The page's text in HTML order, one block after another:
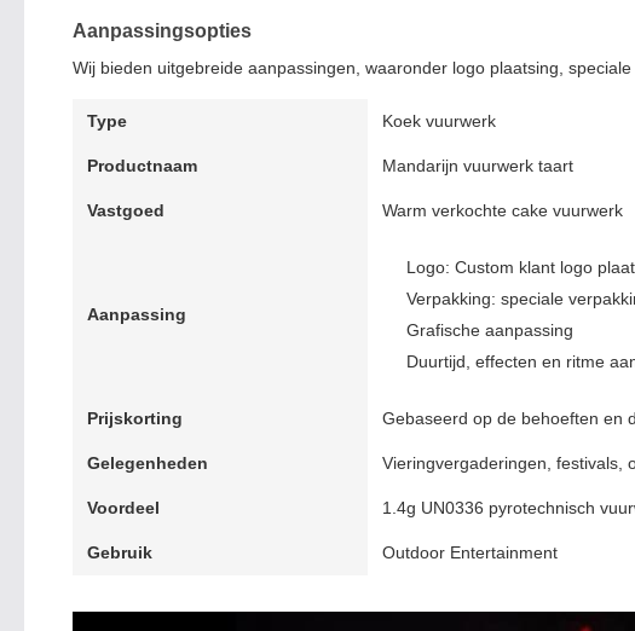
Aanpassingsopties
Wij bieden uitgebreide aanpassingen, waaronder logo plaatsing,
Type Koek vuurwerk
Productnaam Mandarijn vuurwerk taart
Vastgoed Warm verkochte cake vuurwerk
Aanpassing
Logo: Custom klant logo
Verpakking: speciale
Grafische aanpassing
Duurtijd, effecten en ritme
Prijskorting Gebaseerd op de behoeften en
Gelegenheden Vieringvergaderingen, festivals,
Voordeel 1.4g UN0336 pyrotechnisch
Gebruik Outdoor Entertainment